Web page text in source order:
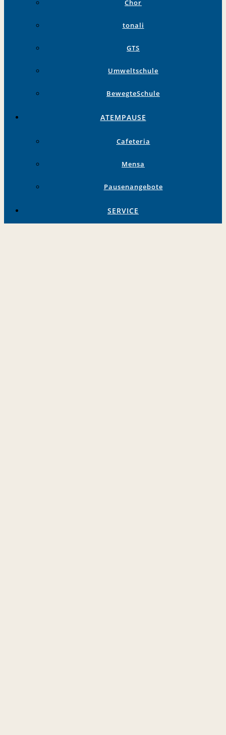
Chor
tonali
GTS
Umweltschule
BewegteSchule
ATEMPAUSE
Cafeteria
Mensa
Pausenangebote
SERVICE